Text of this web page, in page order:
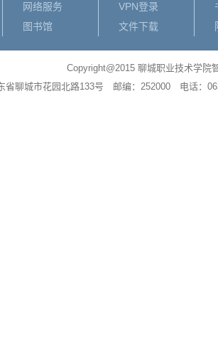
网络服务
图书馆
VPN登录
文件下载
Copyright@2015 聊城职业技术学
省聊城市花园北路133号 邮编：252000 电话：